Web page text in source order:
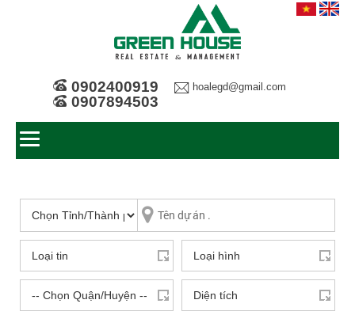
0902400919
0907894503
hoalegd@gmail.com